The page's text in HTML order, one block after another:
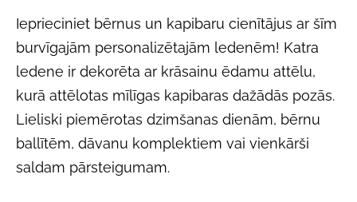
Ieprieciniet bērnus un kapibaru cienītājus ar šīm
burvīgajām personalizētajām ledenēm! Katra
ledene ir dekorēta ar krāsainu ēdamu attēlu,
kurā attēlotas mīlīgas kapibaras dažādās pozās.
Lieliski piemērotas dzimšanas dienām, bērnu
ballītēm, dāvanu komplektiem vai vienkārši
saldam pārsteigumam.